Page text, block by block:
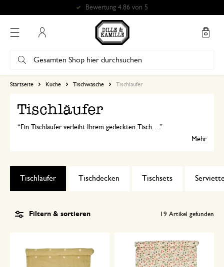
Bewertung 4.86 von 5
Startseite Küche Tischwäsche Tischläufer
Tischläufer
Ein Tischläufer verleiht Ihrem gedeckten Tisch das gewisse Etwas – ideal für festliche Anlässe und perfekt kombinierbar mit
Mehr
Tischdecken Tischsets
Tischläufer
Filtern & sortieren 19 Artikel gefunden